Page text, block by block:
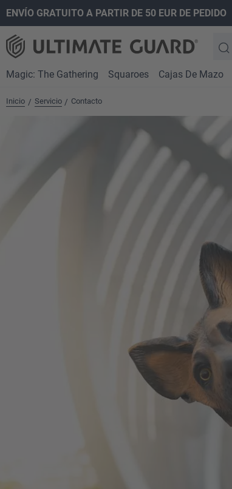
Saltar a la navegación principal
ENVÍO GRATUITO A PARTIR DE 50 EUR DE PEDIDO
Magic: The Gathering Squaroes Cajas De Mazo
Inicio / Servicio / Contacto